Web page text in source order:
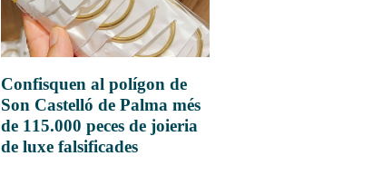
Confisquen al polígon de
Son Castelló de Palma més
de 115.000 peces de joieria
de luxe falsificades